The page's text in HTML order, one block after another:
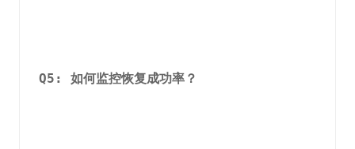
Q5: 如何监控恢复成功率？